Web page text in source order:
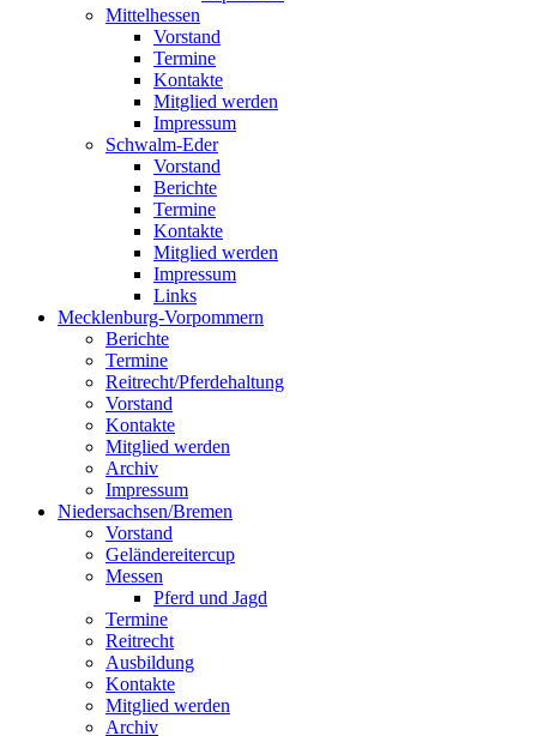
Mittelhessen
Vorstand
Termine
Kontakte
Mitglied werden
Impressum
Schwalm-Eder
Vorstand
Berichte
Termine
Kontakte
Mitglied werden
Impressum
Links
Mecklenburg-Vorpommern
Berichte
Termine
Reitrecht/Pferdehaltung
Vorstand
Kontakte
Mitglied werden
Archiv
Impressum
Niedersachsen/Bremen
Vorstand
Geländereitercup
Messen
Pferd und Jagd
Termine
Reitrecht
Ausbildung
Kontakte
Mitglied werden
Archiv